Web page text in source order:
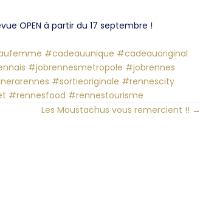
OPEN à partir du 17 septembre !
#cadeauunique #cadeauoriginal
#jobrennesmetropole #jobrennes
#sortieoriginale #rennescity
#rennesfood #rennestourisme
Les Moustachus vous remercient !! →